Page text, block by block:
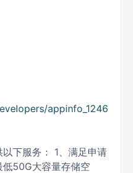
appinfo_1246
下服务： 1、满足申请
50G大容量存储空